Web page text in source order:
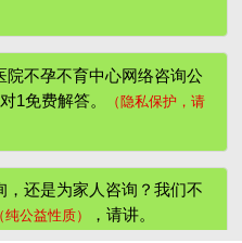
院不孕不育中心网络咨询公
1免费解答。
（隐私保护，请
，还是为家人咨询？我们不
纯公益性质） ，请讲。